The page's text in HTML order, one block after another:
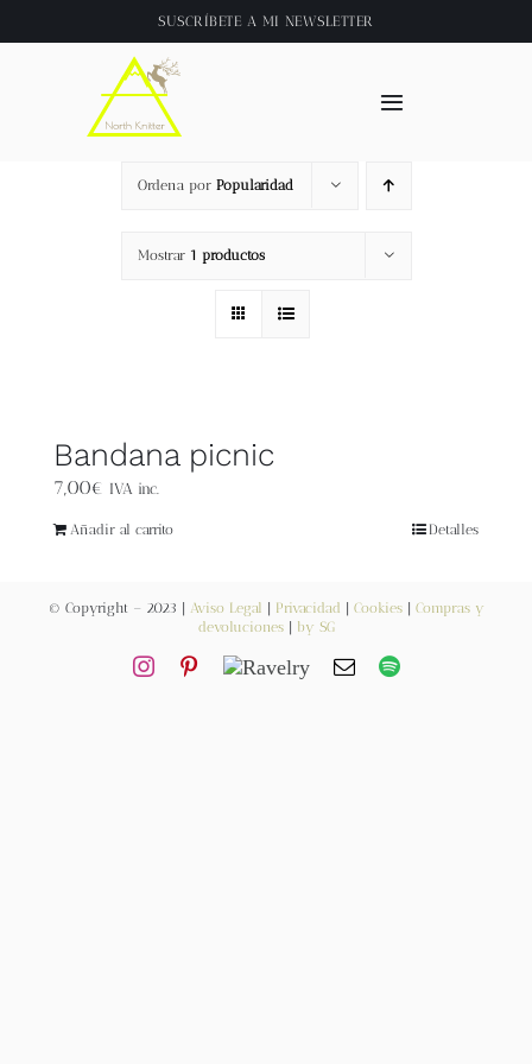
al
SUSCRÍBETE A MI NEWSLETTER
Toggle
Inicio
About
Tienda
Videos
Contacto
Newsletter
Ordena por Popularidad
Mostrar 1 productos
Bandana picnic
7,00€ IVA inc.
Añadir al carrito Detalles
© Copyright – 2023 | Aviso Legal Privacidad Cookies| Compras y
devoluciones| by SG